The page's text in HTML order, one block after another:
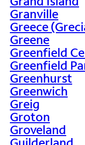
Granville
Greece
Greene
Greenfield
Greenfield
Greenhurst
Greenwich
Greig
Groton
Groveland